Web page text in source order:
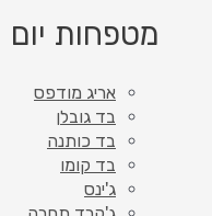
מטפחות יום
אריג מודפס
בד גובלן
בד כותנה
בד קומו
ג'ינס